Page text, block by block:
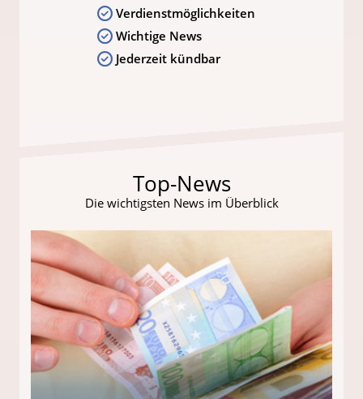
Verdienstmöglichkeiten
Wichtige News
Jederzeit kündbar
Top-News
Die wichtigsten News im Überblick